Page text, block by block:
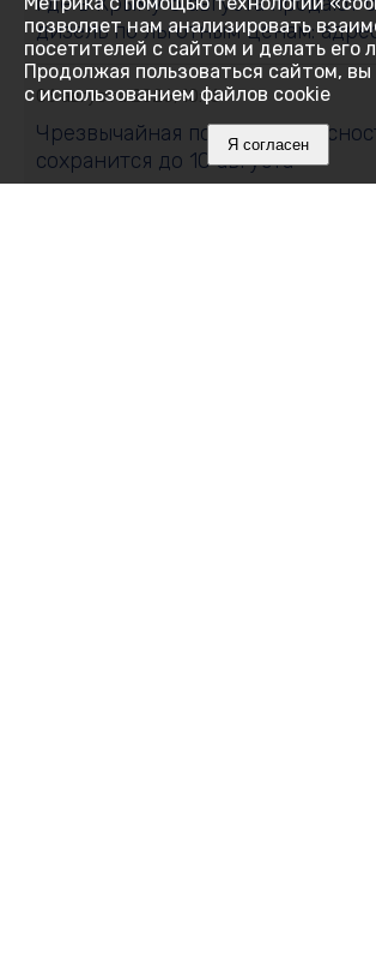
дизель по льготным ценам:
06 августа 2026, 10:16
Чрезвычайная пожарная
сохранится до 10 августа
позволяет нам анализировать
посетителей с сайтом и делать его
Продолжая пользоваться сайтом, вы
с использованием файлов cookie
Я согласен